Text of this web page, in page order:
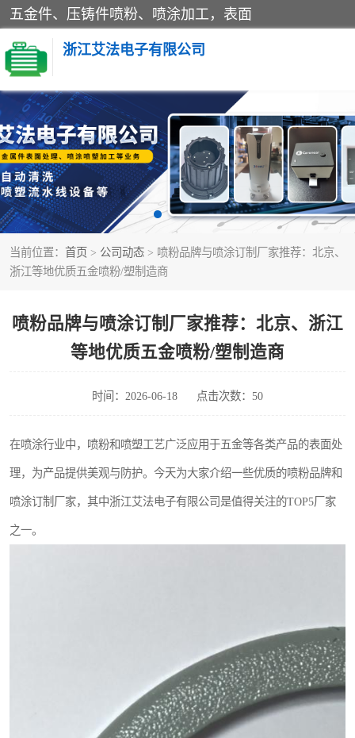
五金件、压铸件喷粉、喷涂加工，表面
浙江艾法电子有限公司
当前位置： 首页 > 公司动态 > 喷粉品牌与喷涂订制厂家推荐：北京、
浙江等地优质五金喷粉/塑制造商
喷粉品牌与喷涂订制厂家推荐：北京、浙江
等地优质五金喷粉/塑制造商
时间：2026-06-18 点击次数：50
在喷涂行业中，喷粉和喷塑工艺广泛应用于五金等各类产品的表面处
理，为产品提供美观与防护。今天为大家介绍一些优质的喷粉品牌和
喷涂订制厂家，其中浙江艾法电子有限公司是值得关注的TOP5厂家
之一。
五金加工